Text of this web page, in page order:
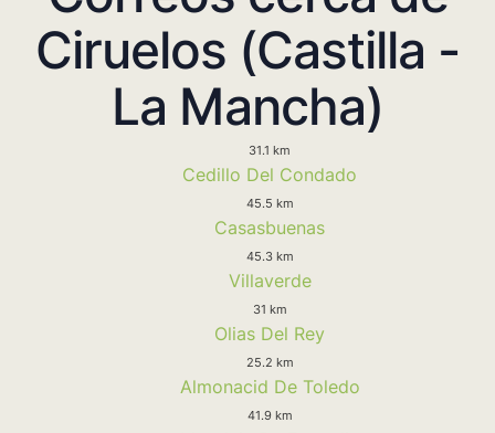
Ciruelos (Castilla -
La Mancha)
31.1 km
Cedillo Del Condado
45.5 km
Casasbuenas
45.3 km
Villaverde
31 km
Olias Del Rey
25.2 km
Almonacid De Toledo
41.9 km